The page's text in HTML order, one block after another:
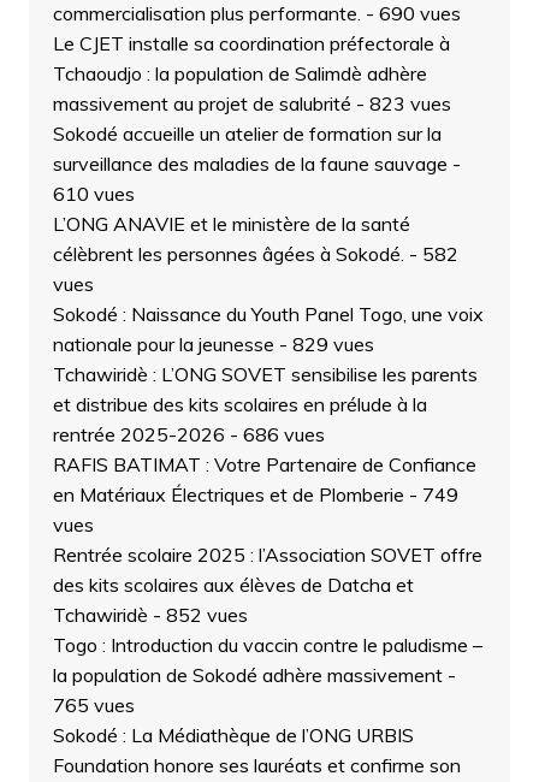
commercialisation plus performante. - 690 vues
Le CJET installe sa coordination préfectorale à
Tchaoudjo : la population de Salimdè adhère
massivement au projet de salubrité - 823 vues
Sokodé accueille un atelier de formation sur la
surveillance des maladies de la faune sauvage -
610 vues
L’ONG ANAVIE et le ministère de la santé
célèbrent les personnes âgées à Sokodé. - 582
vues
Sokodé : Naissance du Youth Panel Togo, une voix
nationale pour la jeunesse - 829 vues
Tchawiridè : L’ONG SOVET sensibilise les parents
et distribue des kits scolaires en prélude à la
rentrée 2025-2026 - 686 vues
RAFIS BATIMAT : Votre Partenaire de Confiance
en Matériaux Électriques et de Plomberie - 749
vues
Rentrée scolaire 2025 : l’Association SOVET offre
des kits scolaires aux élèves de Datcha et
Tchawiridè - 852 vues
Togo : Introduction du vaccin contre le paludisme –
la population de Sokodé adhère massivement-
765 vues
Sokodé : La Médiathèque de l’ONG URBIS
Foundation honore ses lauréats et confirme son